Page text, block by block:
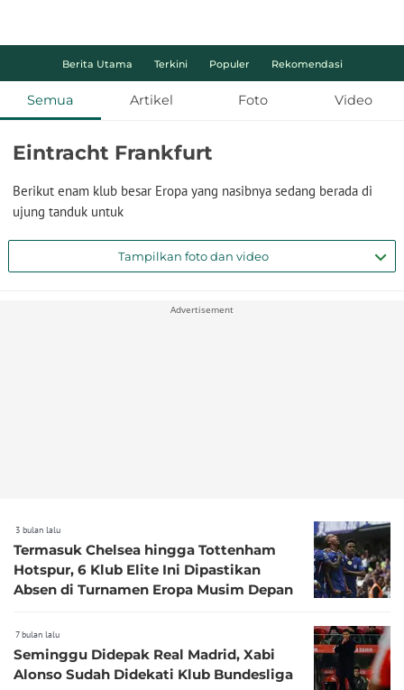
Berita Utama Terkini Populer Rekomendasi
Semua Artikel Foto Video
Eintracht Frankfurt
Berikut enam klub besar Eropa yang nasibnya sedang berada di
ujung tanduk untuk
Tampilkan foto dan video
Advertisement
3 bulan lalu
Termasuk Chelsea hingga Tottenham
Hotspur, 6 Klub Elite Ini Dipastikan
Absen di Turnamen Eropa Musim Depan
7 bulan lalu
Seminggu Didepak Real Madrid, Xabi
Alonso Sudah Didekati Klub Bundesliga